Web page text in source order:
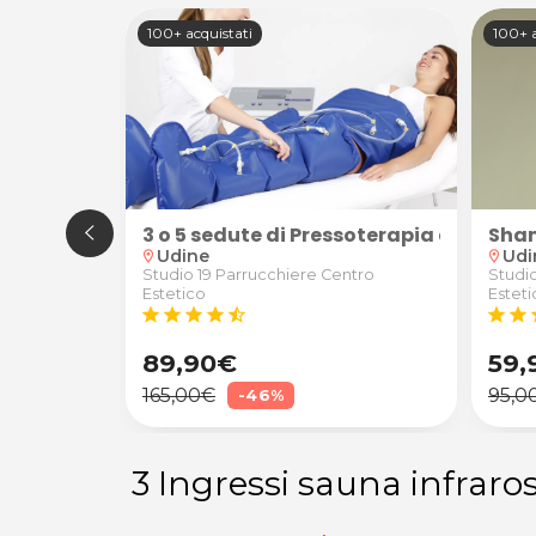
a Udine
sportivi schiena, cervicale, spalle e
100+ acquistati
3 o 5 sedute di Pressoterapia a
location_on Udine
Studio 19 Parrucchiere Centro
Estetico
star star star star star_half
89,90€
165,00€ -46%
100+
location_on
star star
3 Ingressi sauna